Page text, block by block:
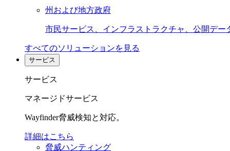
州および地方政府
市民サービス、インフラストラクチャ、公開デー
すべてのソリューションを見る
サービス
サービス
マネージドサービス
Wayfinder脅威検知と対応。
詳細はこちら
脅威ハンティング